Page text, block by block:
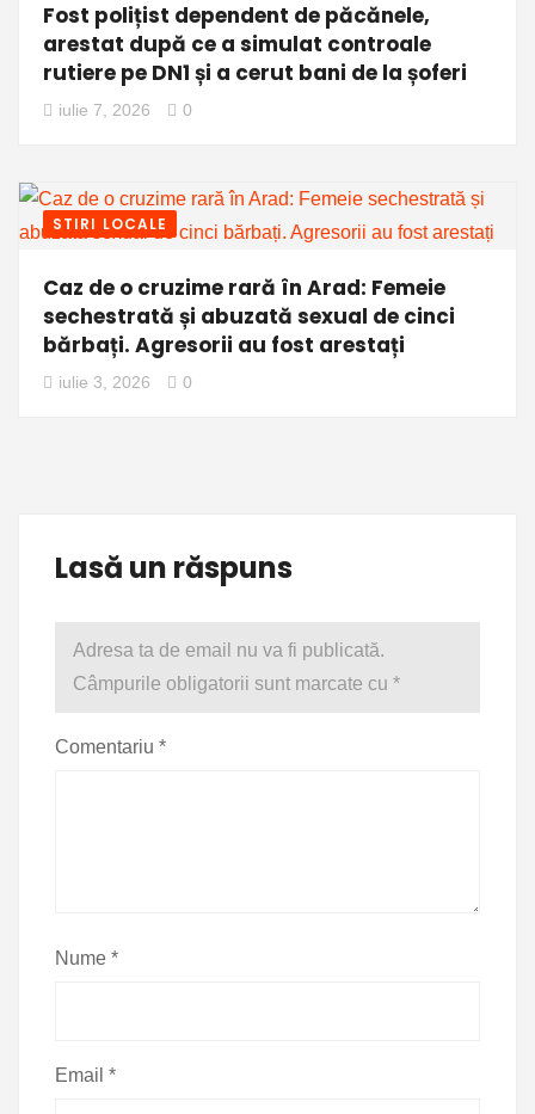
Fost polițist dependent de păcănele,
arestat după ce a simulat controale
rutiere pe DN1 și a cerut bani de la șoferi
iulie 7, 2026 0
STIRI LOCALE
Caz de o cruzime rară în Arad: Femeie
sechestrată și abuzată sexual de cinci
bărbați. Agresorii au fost arestați
iulie 3, 2026 0
Lasă un răspuns
Adresa ta de email nu va fi publicată.
Câmpurile obligatorii sunt marcate cu *
Comentariu *
Nume *
Email *